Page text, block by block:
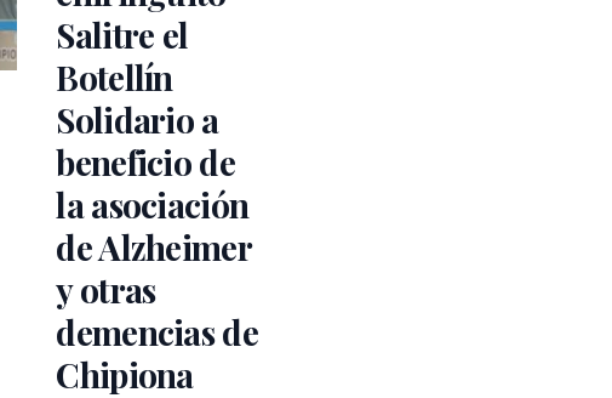
Salitre el
Botellín
Solidario a
beneficio de
la asociación
de Alzheimer
y otras
demencias de
Chipiona